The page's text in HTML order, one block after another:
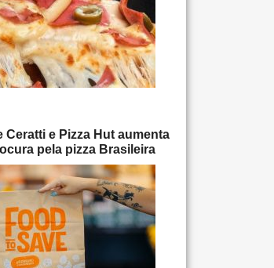
Ceratti e Pizza Hut aumenta
pela pizza Brasileira